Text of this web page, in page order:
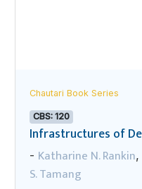
Chautari Book Series
CBS: 120
Infrastructures of
- Katharine N. Rankin,
S. Tamang